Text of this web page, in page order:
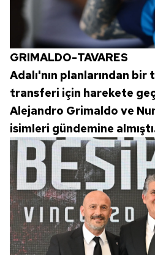
GRIMALDO-TAVARES
Adalı'nın planlarından
transferi için harekete
Alejandro Grimaldo ve
isimleri gündemine